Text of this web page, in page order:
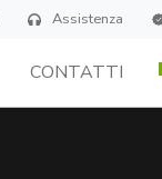
Assistenza
CONTATTI